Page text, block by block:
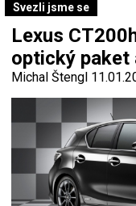
Svezli jsme se
Lexus
optický paket
Michal Štengl